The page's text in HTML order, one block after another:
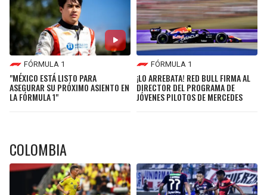
FÓRMULA 1
"MÉXICO ESTÁ LISTO PARA
ASEGURAR SU PRÓXIMO ASIENTO EN
LA FÓRMULA 1"
FÓRMULA 1
¡LO ARREBATA! RED BULL FIRMA AL
DIRECTOR DEL PROGRAMA DE
JÓVENES PILOTOS DE MERCEDES
COLOMBIA